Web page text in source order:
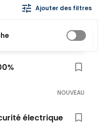
Ajouter des filtres
NOUVEAU
électrique